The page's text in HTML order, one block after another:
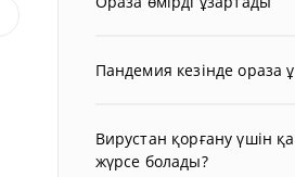
Пандемия кезінде ораза
Вирустан қорғану үшін
жүрсе болады?